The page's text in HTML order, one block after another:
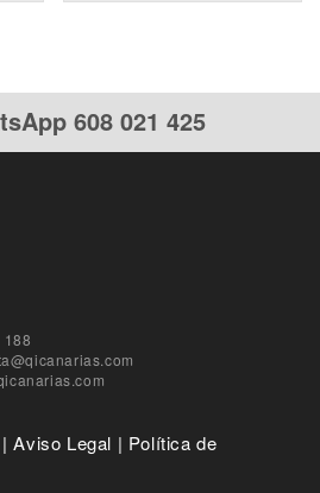
608 021 425
|Aviso Legal | Política de